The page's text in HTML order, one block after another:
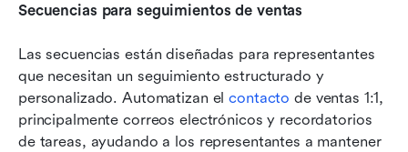
Secuencias para seguimientos de ventas
Las secuencias están diseñadas para representantes
que necesitan un seguimiento estructurado y
personalizado. Automatizan el contacto de ventas 1:1,
principalmente correos electrónicos y recordatorios
de tareas, ayudando a los representantes a mantener